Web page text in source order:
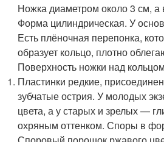
Ножка диаметром около 3 см, а
Форма цилиндрическая. У
Есть плёночная перепонка,
образует кольцо, плотно
Поверхность ножки над
Пластинки редкие,
зубчатые острия. У молодых
цвета, а у старых и зрелых —
охряным оттенком. Споры в